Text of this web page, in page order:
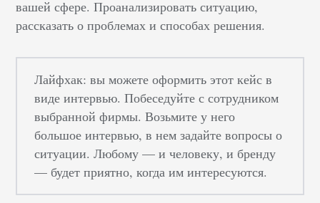
вашей сфере. Проанализировать ситуацию,
рассказать о проблемах и способах решения.
Лайфхак: вы можете оформить этот кейс в
виде интервью. Побеседуйте с сотрудником
выбранной фирмы. Возьмите у него
большое интервью, в нем задайте вопросы о
ситуации. Любому — и человеку, и бренду
— будет приятно, когда им интересуются.